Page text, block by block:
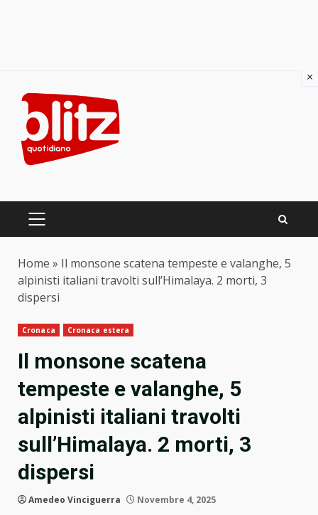
content
PRIMARY
Home » Il monsone scatena tempeste e valanghe, 5
alpinisti italiani travolti sull’Himalaya. 2 morti, 3
dispersi
Cronaca Cronaca estera
Il monsone scatena
tempeste e valanghe, 5
alpinisti italiani travolti
sull’Himalaya. 2 morti, 3
dispersi
Amedeo Vinciguerra Novembre 4, 2025
×